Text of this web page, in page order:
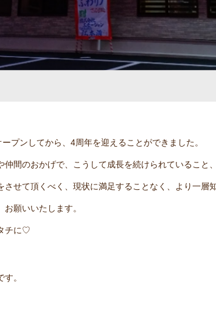
プンしてから、4周年を迎えることができました。
間のおかげで、こうして成長を続けられていること
せて頂くべく、現状に満足することなく、より一層
願いいたします。
チに♡
。